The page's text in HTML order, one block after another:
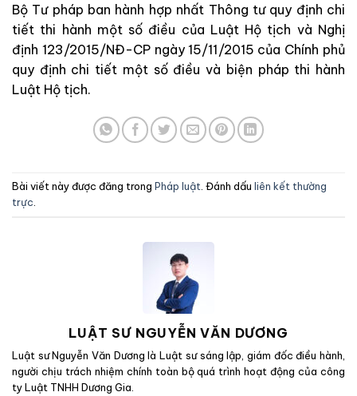
Bộ Tư pháp ban hành hợp nhất Thông tư quy định chi
tiết thi hành một số điều của Luật Hộ tịch và Nghị
định 123/2015/NĐ-CP ngày 15/11/2015 của Chính phủ
quy định chi tiết một số điều và biện pháp thi hành
Luật Hộ tịch.
Bài viết này được đăng trong Pháp luật. Đánh dấu liên kết thường
trực.
LUẬT SƯ NGUYỄN VĂN DƯƠNG
Luật sư Nguyễn Văn Dương là Luật sư sáng lập, giám đốc điều hành,
người chịu trách nhiệm chính toàn bộ quá trình hoạt động của công
ty Luật TNHH Dương Gia.